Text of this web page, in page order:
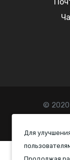
Для
© 2020